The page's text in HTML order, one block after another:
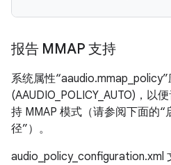
报告 MMAP 支持
系统属性
(AAUDIO_POLICY_AUTO)，以
持 MMAP 模式（请参阅下面的“
径”）。
audio_policy_configuration.xml